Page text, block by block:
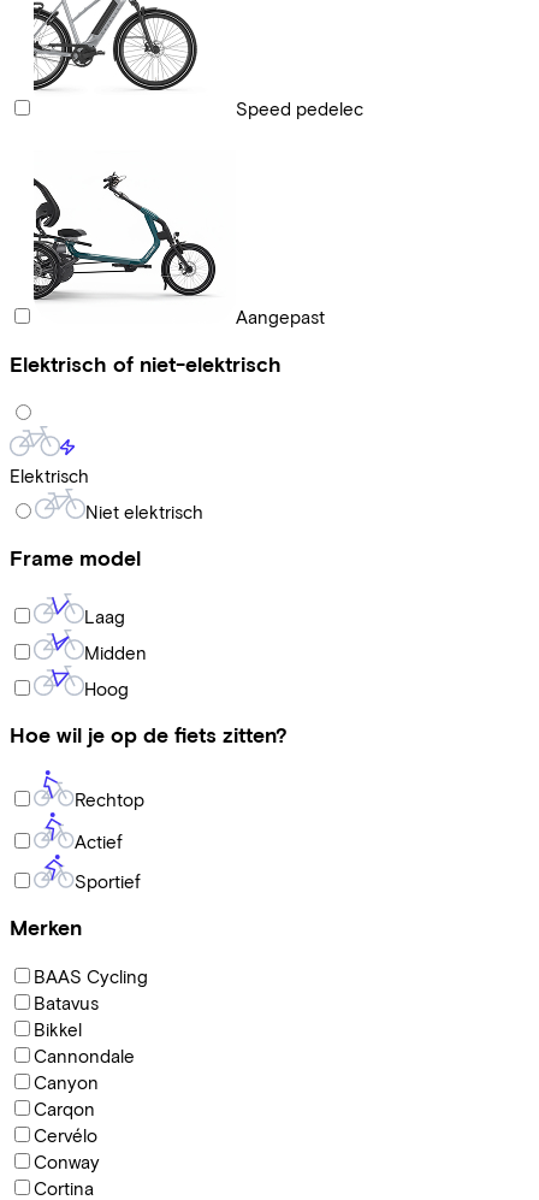
Speed pedelec
Aangepast
Elektrisch of niet-elektrisch
Elektrisch
Niet elektrisch
Frame model
Laag
Midden
Hoog
Hoe wil je op de fiets zitten?
Rechtop
Actief
Sportief
Merken
BAAS Cycling
Batavus
Bikkel
Cannondale
Canyon
Carqon
Cervélo
Conway
Cortina